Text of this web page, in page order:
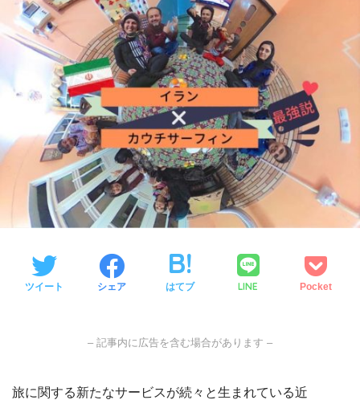
ツイート シェア はてブ LINE Pocket
– 記事内に広告を含む場合があります –
旅に関する新たなサービスが続々と生まれている近